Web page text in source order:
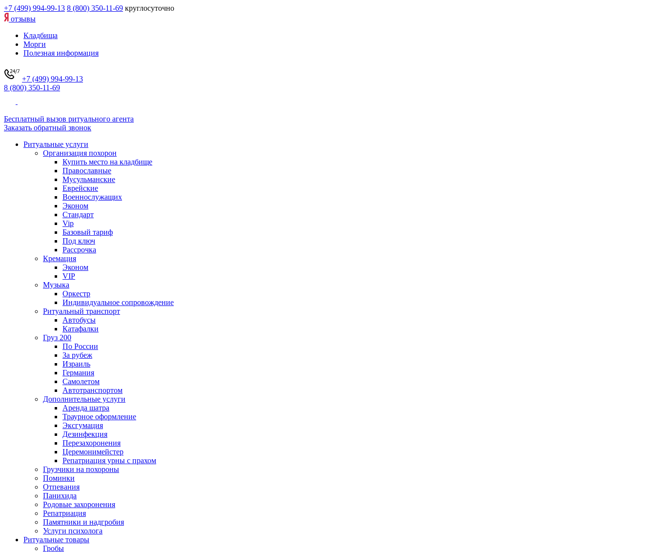
+7 (499) 994-99-13 8 (800) 350-11-69 круглосуточно
отзывы
Кладбища
Морги
Полезная информация
+7 (499) 994-99-13
8 (800) 350-11-69
Бесплатный вызов ритуального агента
Заказать обратный звонок
Ритуальные услуги
Организация похорон
Купить место на кладбище
Православные
Мусульманские
Еврейские
Военнослужащих
Эконом
Стандарт
Vip
Базовый тариф
Под ключ
Рассрочка
Кремация
Эконом
VIP
Музыка
Оркестр
Индивидуальное сопровождение
Ритуальный транспорт
Автобусы
Катафалки
Груз 200
По России
За рубеж
Израиль
Германия
Самолетом
Автотранспортом
Дополнительные услуги
Аренда шатра
Траурное оформление
Эксгумация
Дезинфекция
Перезахоронения
Церемонимейстер
Репатриация урны с прахом
Грузчики на похороны
Поминки
Отпевания
Панихида
Родовые захоронения
Репатриация
Памятники и надгробия
Услуги психолога
Ритуальные товары
Гробы